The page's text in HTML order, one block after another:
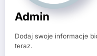
Admin
Dodaj swoje informacje
teraz.